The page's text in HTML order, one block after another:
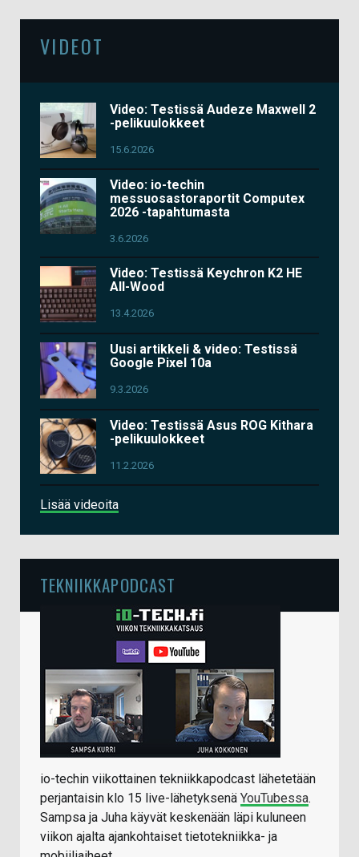
VIDEOT
Video: Testissä Audeze Maxwell 2
-pelikuulokkeet
15.6.2026
Video: io-techin
messuosastoraportit Computex
2026 -tapahtumasta
3.6.2026
Video: Testissä Keychron K2 HE
All-Wood
13.4.2026
Uusi artikkeli & video: Testissä
Google Pixel 10a
9.3.2026
Video: Testissä Asus ROG Kithara
-pelikuulokkeet
11.2.2026
Lisää videoita
TEKNIIKKAPODCAST
io-techin viikottainen tekniikkapodcast lähetetään
perjantaisin klo 15 live-lähetyksenä YouTubessa.
Sampsa ja Juha käyvät keskenään läpi kuluneen
viikon ajalta ajankohtaiset tietotekniikka- ja